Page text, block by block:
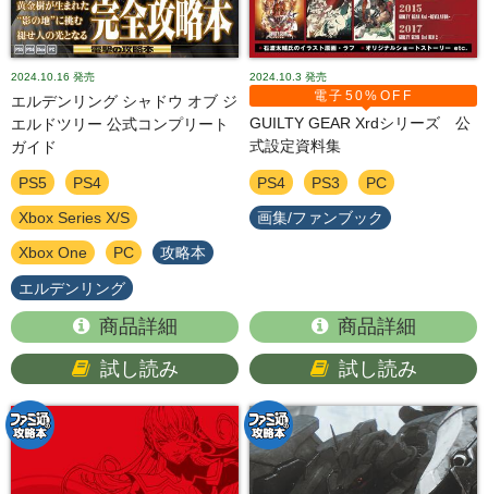
2024.10.16 発売
エルデンリング シャドウ オブ ジ
エルドツリー 公式コンプリート
ガイド
PS5 PS4
Xbox Series X/S
Xbox One PC 攻略本
エルデンリング
商品詳細
試し読み
2024.10.3 発売
電子50%OFF
GUILTY GEAR Xrdシリーズ 公
式設定資料集
PS4 PS3 PC
画集/ファンブック
商品詳細
試し読み